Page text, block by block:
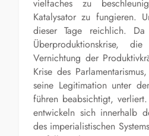
vielfaches zu
Katalysator zu fungieren.
dieser Tage reichlich.
Überproduktionskrise,
Vernichtung der
Krise des
seine Legitimation unter
führen beabsichtigt,
entwickeln sich innerhalb
des imperialistischen